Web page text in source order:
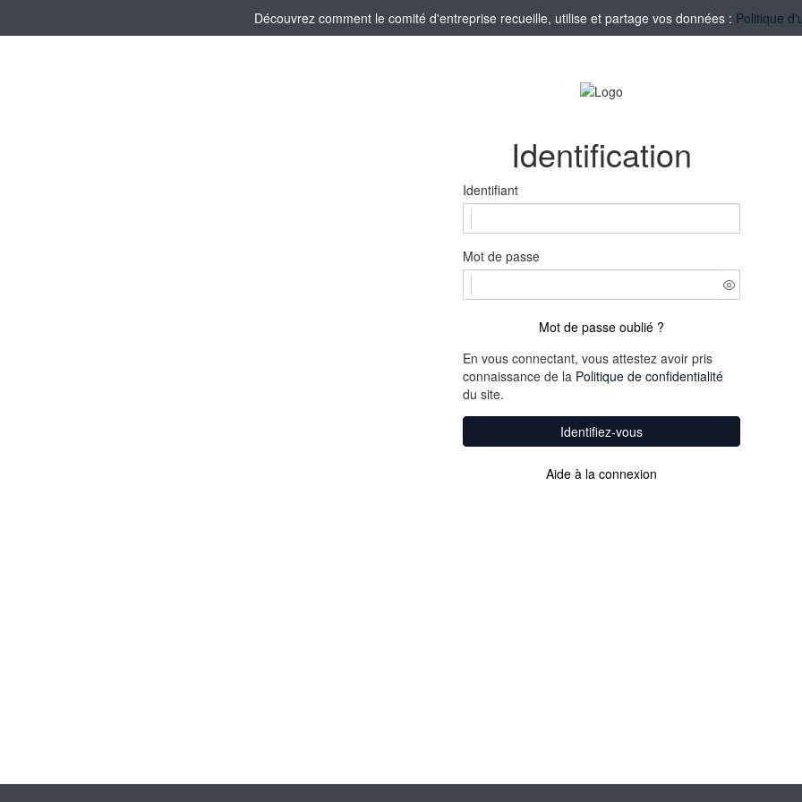
Découvrez comment le comité d'entreprise recueille, utilise et partage vos données : Politique
Identification
Identifiant
Mot de passe
Mot de passe oublié ?
En vous connectant, vous attestez avoir pris
connaissance de la Politique de confidentialité
du site.
Identifiez-vous
Aide à la connexion